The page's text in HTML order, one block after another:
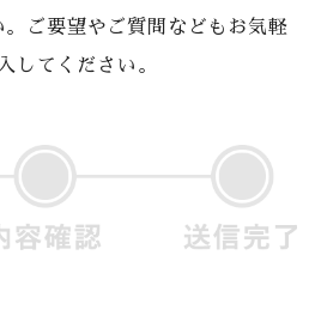
。ご要望やご質問などもお気軽
してください。